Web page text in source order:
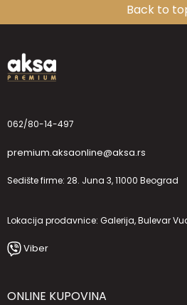
Back to
062/80-14-497
premium.aksaonline@aksa.rs
Sedište firme: 28. Juna 3, 11000 Beograd
Lokacija prodavnice: Galerija, Bulevar
Viber
ONLINE KUPOVINA